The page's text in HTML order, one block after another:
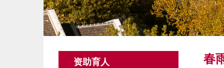
资助育人 春